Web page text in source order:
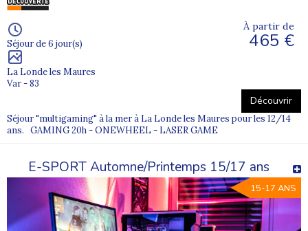
Séjour de 6 jour(s)
La Londe les Maures
Var - 83
À partir de
465 €
Découvrir
Séjour "multigaming" à la mer à La Londe les Maures pour les 12/14
ans. GAMING 20h - ONEWHEEL - LASER GAME
E-SPORT Automne/Printemps 15/17 ans
15-17 ANS